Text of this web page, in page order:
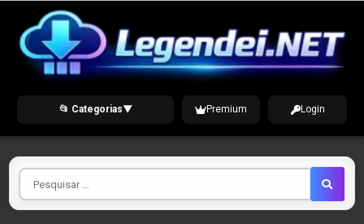
content
📂 Categorias▼ Premium Login
Pesquisar
por